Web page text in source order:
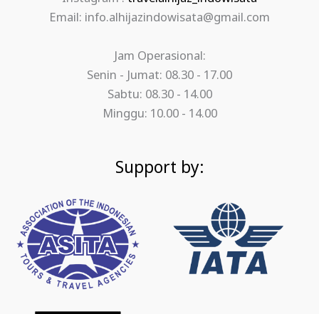
Email: info.alhijazindowisata@gmail.com
Jam Operasional:
Senin - Jumat: 08.30 - 17.00
Sabtu: 08.30 - 14.00
Minggu: 10.00 - 14.00
Support by: